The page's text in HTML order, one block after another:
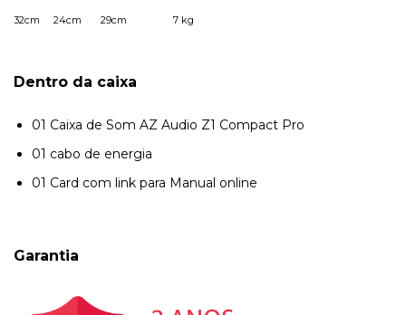
32cm 24cm 29cm 7 kg
Dentro da caixa
01 Caixa de Som AZ Audio Z1 Compact Pro
01 cabo de energia
01 Card com link para Manual online
Garantia